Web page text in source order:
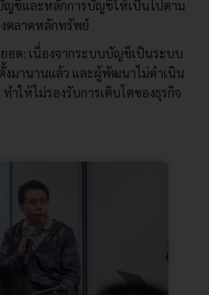
ญชีและหลักการบัญชีให้เป็นไปตาม
ตลาดหลักทรัพย์
อด: เนื่องจากระบบบัญชีเป็นระบบ
งมานานแล้ว และผู้พัฒนาไม่ดำเนิน
ำให้ไม่รองรับการเติบโตของธุรกิจ